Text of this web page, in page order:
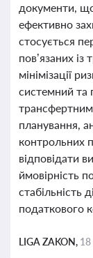
документи,
ефективно
стосується
пов’язаних
мінімізації
системний та
планування,
контрольних
відповідати
ймовірність
стабільність
податкового
LIGA ZAKON, 18